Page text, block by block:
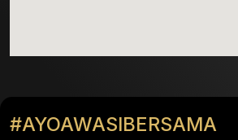
#AYOAWASIBERSAMA